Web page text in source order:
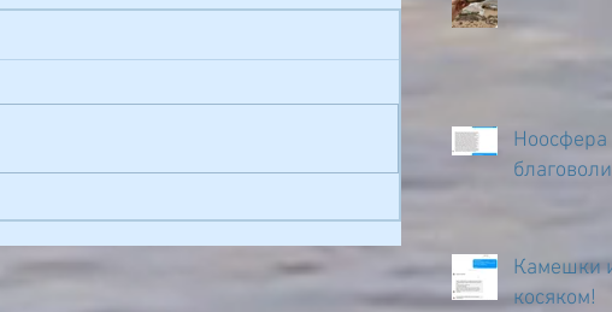
Ноосфера
Камешки
косяком!